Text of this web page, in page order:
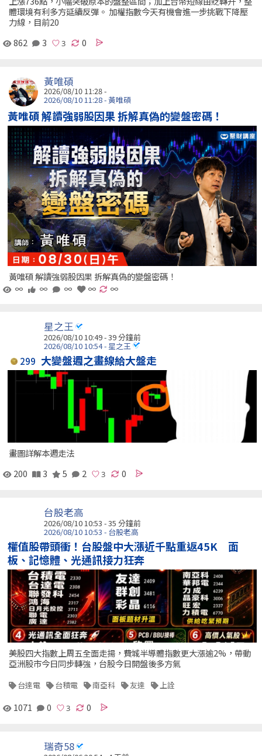
體環境有利多方延續反彈。 加權指數今天有機會進一步挑戰下降壓
力線，目前20
862
3 0
黃唯碩
2026/08/10 11:28 -
2026/08/10 11:28 - 黃唯碩
黃唯碩 解讀強弱股因果 拆解真偽的變盤密碼！
黃唯碩 解讀強弱股因果 拆解真偽的變盤密碼！
∞
∞ ∞ ∞ ∞
星之王
2026/08/10 10:49 -39 分鐘前
2026/08/10 10:54 - 星之王
299 大變盤週之畫線給大盤走
畫圖詳解本週走法
200
3 5 2 0
台股老高
2026/08/10 10:53 -35 分鐘前
2026/08/10 10:53 - 台股老高
權值股帶頭衝！台股盤中大漲近千點重返45K 面
板、記憶體、光通訊接力狂奔
美股四大指數上周五全面走揚，費城半導體指數更大漲逾2%，帶動
亞洲股市今日同步轉強，台股今日開盤後多方氣
台達電 台積電 南亞科 友達 上詮
1071 0 0
瑞奇58